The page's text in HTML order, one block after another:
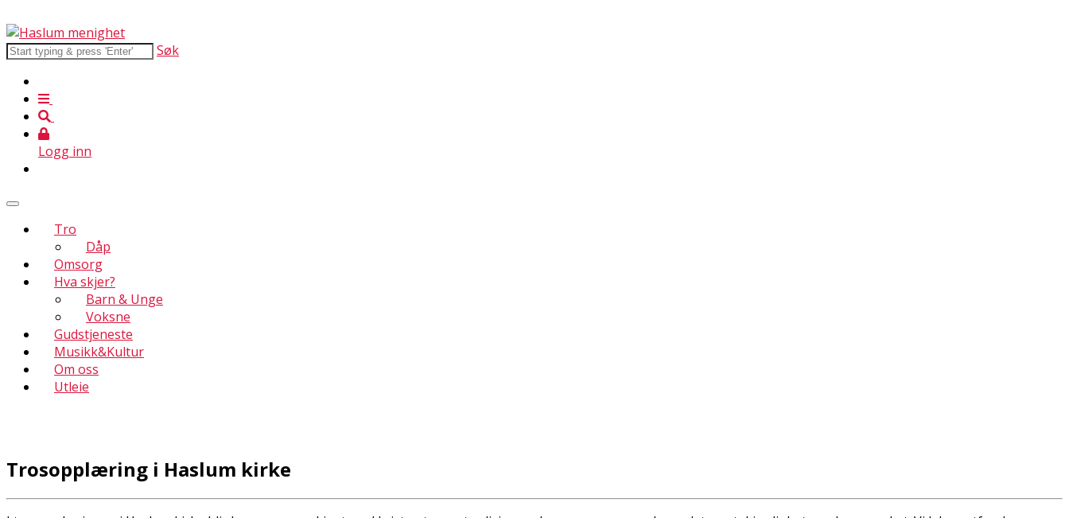
Søk
Logg inn
Tro
Dåp
Omsorg
Hva skjer?
Barn & Unge
Voksne
Gudstjeneste
Musikk&Kultur
Om oss
Utleie
Trosopplæring i Haslum kirke